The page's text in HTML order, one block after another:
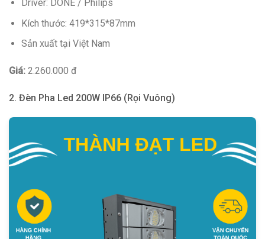
Driver: DONE / Philips
Kích thước: 419*315*87mm
Sản xuất tại Việt Nam
Giá: 2.260.000 đ
2. Đèn Pha Led 200W IP66 (Rọi Vuông)